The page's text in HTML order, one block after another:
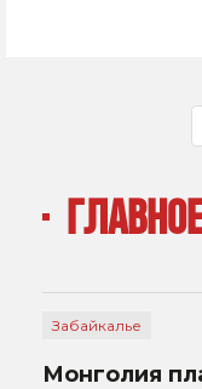
Забайкалье
Монголия